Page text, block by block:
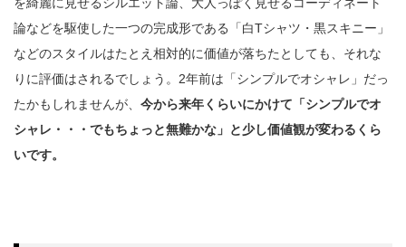
を綺麗に見せるシルエット論、大人っぽく見せるコーディネート
論などを駆使した一つの完成形である「白Tシャツ・黒スキニー」
などのスタイルはたとえ相対的に価値が落ちたとしても、それな
りに評価はされるでしょう。2年前は「シンプルでオシャレ」だっ
たかもしれませんが、 今から来年くらいにかけて「シンプルでオ
シャレ・・・でもちょっと無難かな」と少し価値観が変わるくら
いです。